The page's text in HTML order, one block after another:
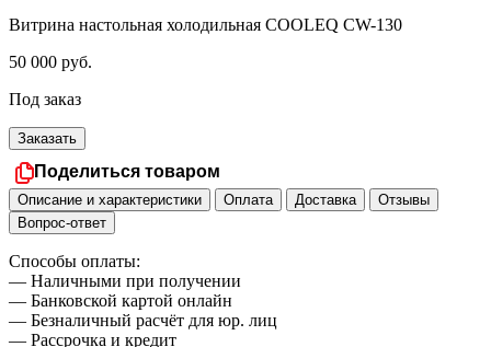
Витрина настольная холодильная COOLEQ CW-130
50 000 руб.
Под заказ
Заказать
Поделиться товаром
Описание и характеристики Оплата Доставка
Отзывы
Вопрос-ответ
Способы оплаты:
— Наличными при получении
— Банковской картой онлайн
— Безналичный расчёт для юр. лиц
— Рассрочка и кредит